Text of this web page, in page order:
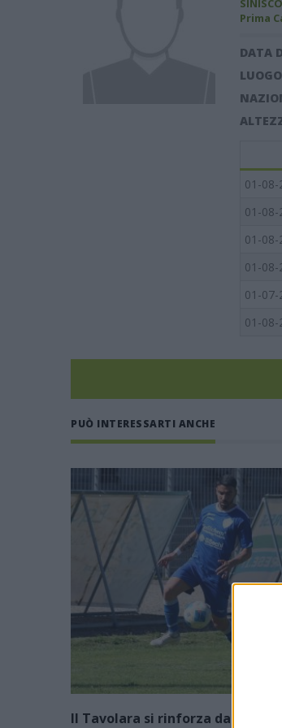
Prima
DATA
01-08-
01-08-
01-08-
01-08-
01-07-
01-08-
PUÒ INTERESSARTI ANCHE
Il Tavolara si rinforza